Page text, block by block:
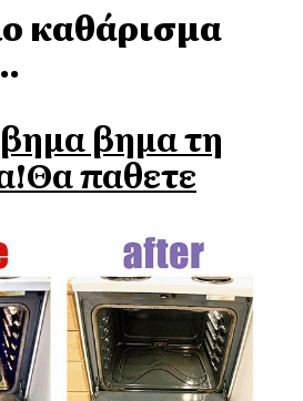
καθάρισμα
βημα τη
παθετε